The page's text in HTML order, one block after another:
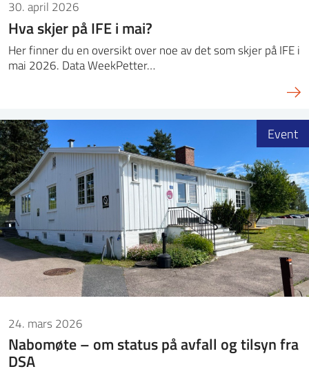
30. april 2026
Hva skjer på IFE i mai?
Her finner du en oversikt over noe av det som skjer på IFE i
mai 2026. Data WeekPetter…
24. mars 2026
Nabomøte – om status på avfall og tilsyn fra
DSA
Event